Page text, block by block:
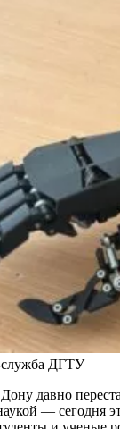
служба ДГТУ
давно
— сегодня